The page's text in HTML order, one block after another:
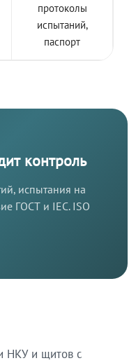
протоколы
испытаний,
паспорт
контроль
испытания на
ГОСТ и IEC. ISO
НКУ и щитов с